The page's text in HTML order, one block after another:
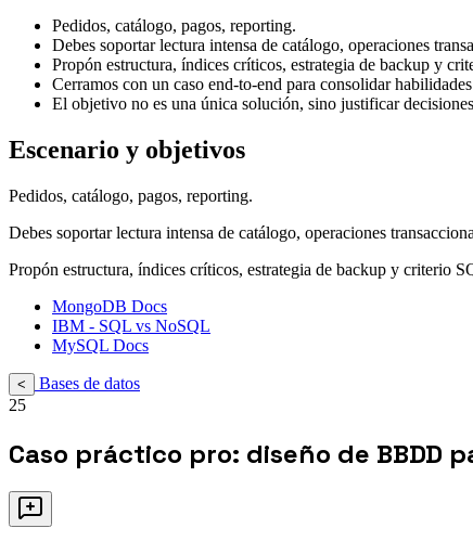
Pedidos, catálogo, pagos, reporting.
Debes soportar lectura intensa de catálogo, operaciones
Propón estructura, índices críticos, estrategia de backup y
Cerramos con un caso end-to-end para consolidar
El objetivo no es una única solución, sino justificar
Escenario y objetivos
Pedidos, catálogo, pagos, reporting.
Debes soportar lectura intensa de catálogo, operaciones
Propón estructura, índices críticos, estrategia de backup y criterio
MongoDB Docs
IBM - SQL vs NoSQL
MySQL Docs
<
Bases de datos
25
Caso práctico pro: diseño de BBDD